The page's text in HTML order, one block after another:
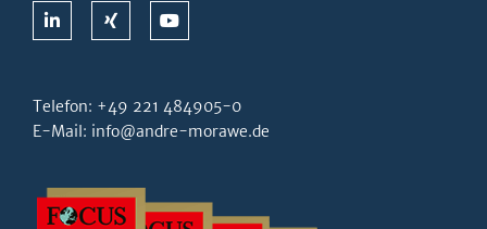
Telefon: +49 221 484905-0
E-Mail: info@andre-morawe.de